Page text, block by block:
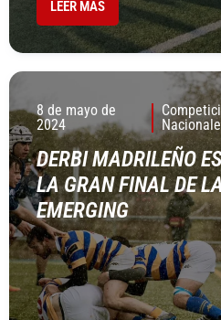
LEER MÁS
8 de mayo de
2024
DERBI MADRILEÑO
LA GRAN FINAL DE
EMERGING